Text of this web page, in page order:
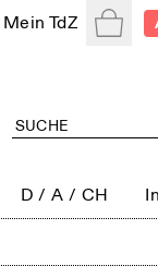
Mein TdZ
D / A / CH